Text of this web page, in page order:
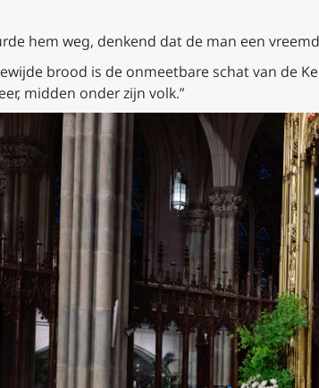
hem weg, denkend dat de man een
brood is de onmeetbare schat van de
midden onder zijn volk.”